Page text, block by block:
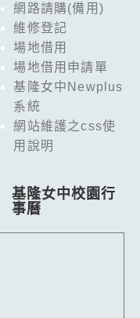
網路請購(備用)
維修登記
場地借用
場地借用申請單
基隆女中Newplus
系統
網站維護之css使
用說明
基隆女中校園行
事曆